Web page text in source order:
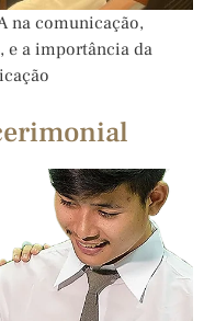
na comunicação,
e a importância da